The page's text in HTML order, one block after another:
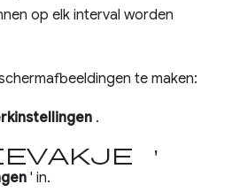
op elk interval worden
te maken:
.
'
' in.